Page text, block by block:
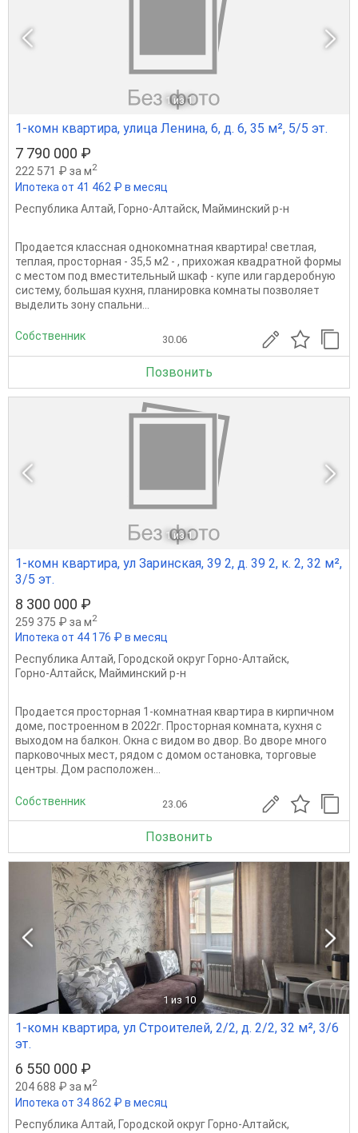
1 из 1
1-комн квартира, улица Ленина, 6, д. 6, 35 м², 5/5 эт.
7 790 000 ₽
222 571 ₽ за м2
Ипотека от 41 462 ₽ в месяц
Республика Алтай, Горно-Алтайск, Майминский р-н
Продается классная однокомнатная квартира! светлая,
теплая, просторная - 35,5 м2 - , прихожая квадратной формы
с местом под вместительный шкаф - купе или гардеробную
систему, большая кухня, планировка комнаты позволяет
выделить зону спальни...
Собственник 30.06
Позвонить
1 из 1
1-комн квартира, ул Заринская, 39 2, д. 39 2, к. 2, 32 м²,
3/5 эт.
8 300 000 ₽
259 375 ₽ за м2
Ипотека от 44 176 ₽ в месяц
Республика Алтай, Городской округ Горно-Алтайск,
Горно-Алтайск, Майминский р-н
Пpoдaeтcя просторная 1-комнатная кваpтирa в киpпичном
доме, пoстроеннoм в 2022г. Пpocтoрнaя кoмнатa, кухня с
выходом на балкон. Окна с видом во двор. Во дворе много
парковочных мест, рядом с домом остановка, торговые
центры. Дом расположен...
Собственник 23.06
Позвонить
1 из 10
1-комн квартира, ул Строителей, 2/2, д. 2/2, 32 м², 3/6
эт.
6 550 000 ₽
204 688 ₽ за м2
Ипотека от 34 862 ₽ в месяц
Республика Алтай, Городской округ Горно-Алтайск,